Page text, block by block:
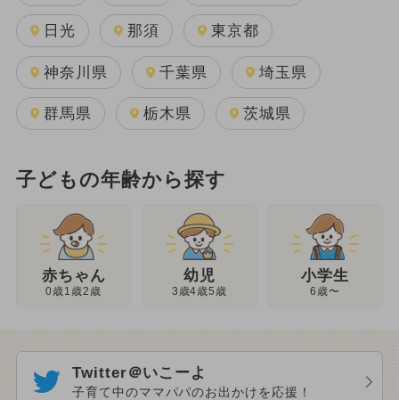
日光 那須 東京都
神奈川県 千葉県 埼玉県
群馬県 栃木県 茨城県
子どもの年齢から探す
赤ちゃん
0歳1歳2歳
幼児
3歳4歳5歳
小学生
6歳〜
Twitter＠いこーよ
子育て中のママパパのお出かけを応援！